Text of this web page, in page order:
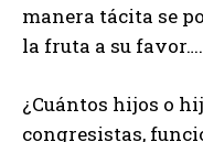
manera tácita se
la fruta a su
¿Cuántos hijos o
congresistas,